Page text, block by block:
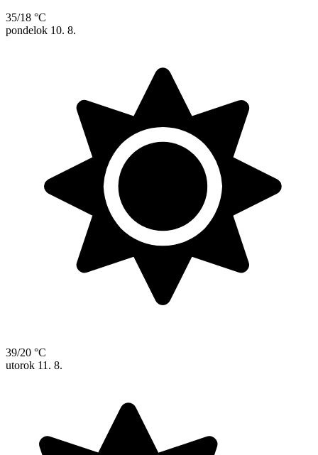
35/18 °C
pondelok 10. 8.
39/20 °C
utorok 11. 8.